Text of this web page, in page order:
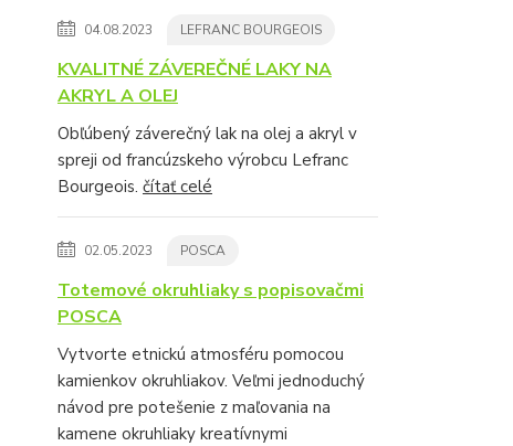
04.08.2023 LEFRANC BOURGEOIS
KVALITNÉ ZÁVEREČNÉ LAKY NA
AKRYL A OLEJ
Obľúbený záverečný lak na olej a akryl v
spreji od francúzskeho výrobcu Lefranc
Bourgeois. čítať celé
02.05.2023 POSCA
Totemové okruhliaky s popisovačmi
POSCA
Vytvorte etnickú atmosféru pomocou
kamienkov okruhliakov. Veľmi jednoduchý
návod pre potešenie z maľovania na
kamene okruhliaky kreatívnymi